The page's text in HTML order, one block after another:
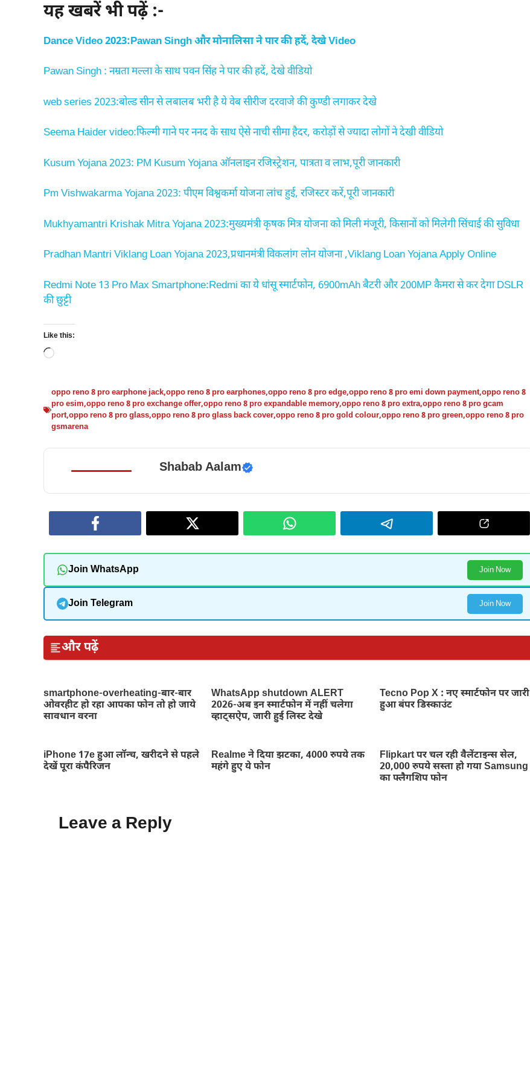
यह खबरें भी पढ़ें :-
Dance Video 2023:Pawan Singh और मोनालिसा ने पार की हदें, देखे Video
Pawan Singh : नम्रता मल्ला के साथ पवन सिंह ने पार की हदें, देखे वीडियो
web series 2023:बोल्ड सीन से लबालब भरी है ये वेब सीरीज दरवाजे की कुण्डी लगाकर देखे
Seema Haider video:फिल्मी गाने पर ननद के साथ ऐसे नाची सीमा हैदर, करोड़ों से ज्यादा लोगों ने देखी वीडियो
Kusum Yojana 2023: PM Kusum Yojana ऑनलाइन रजिस्ट्रेशन, पात्रता व लाभ,पूरी जानकारी
Pm Vishwakarma Yojana 2023: पीएम विश्वकर्मा योजना लांच हुई, रजिस्टर करें,पूरी जानकारी
Mukhyamantri Krishak Mitra Yojana 2023:मुख्यमंत्री कृषक मित्र योजना को मिली मंजूरी, किसानों को मिलेगी सिंचाई की सुविधा
Pradhan Mantri Viklang Loan Yojana 2023,प्रधानमंत्री विकलांग लोन योजना ,Viklang Loan Yojana Apply Online
Redmi Note 13 Pro Max Smartphone:Redmi का ये धांसू स्मार्टफोन, 6900mAh बैटरी और 200MP कैमरा से कर देगा DSLR
की छुट्टी
Like this:
Loading…
oppo reno 8 pro earphone jack,oppo reno 8 pro earphones,oppo reno 8 pro edge,oppo reno 8 pro emi down payment,oppo reno 8
pro esim,oppo reno 8 pro exchange offer,oppo reno 8 pro expandable memory,oppo reno 8 pro extra,oppo reno 8 pro gcam
port,oppo reno 8 pro glass,oppo reno 8 pro glass back cover,oppo reno 8 pro gold colour,oppo reno 8 pro green,oppo reno 8 pro
gsmarena
Shabab Aalam
Join WhatsApp Join Now
Join Telegram Join Now
और पढ़ें
smartphone-overheating-बार-बार
ओवरहीट हो रहा आपका फोन तो हो जाये
सावधान वरना
WhatsApp shutdown ALERT
2026-अब इन स्मार्टफोन में नहीं चलेगा
व्हाट्सऐप, जारी हुई लिस्ट देखे
Tecno Pop X : नए स्मार्टफोन पर जारी
हुआ बंपर डिस्काउंट
iPhone 17e हुआ लॉन्च, खरीदने से पहले
देखें पूरा कंपैरिजन
Realme ने दिया झटका, 4000 रुपये तक
महंगे हुए ये फोन
Flipkart पर चल रही वैलेंटाइन्स सेल,
20,000 रुपये सस्ता हो गया Samsung
का फ्लैगशिप फोन
Leave a Reply